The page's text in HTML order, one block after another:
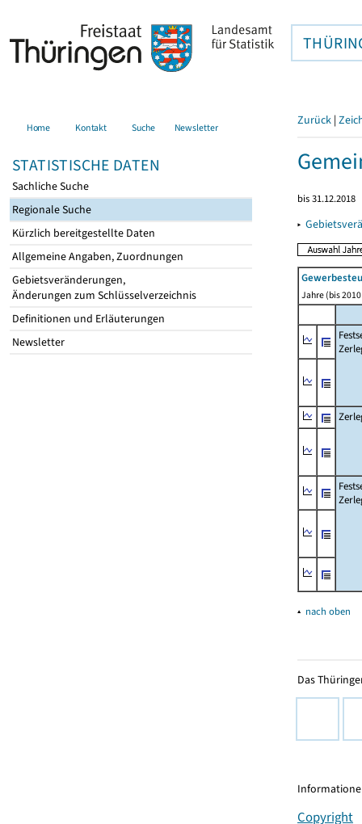
Home Kontakt Suche Newsletter
STATISTISCHE DATEN
Sachliche Suche
Regionale Suche
Kürzlich bereitgestellte Daten
Allgemeine Angaben, Zuordnungen
Gebietsveränderungen,
Änderungen zum Schlüsselverzeichnis
Definitionen und Erläuterungen
Newsletter
Zurück |
bis 31.12.2018
▸
Jahre (bis
▴ nach oben
Das
Copyright